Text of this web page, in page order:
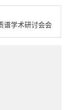
谱学术研讨会会